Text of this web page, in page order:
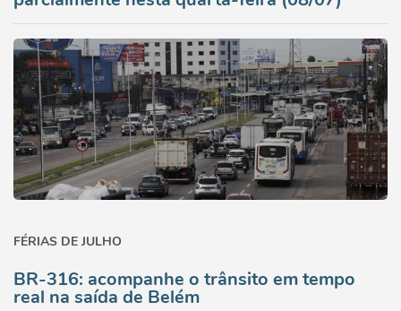
FÉRIAS DE JULHO
BR-316: acompanhe o trânsito em tempo
real na saída de Belém